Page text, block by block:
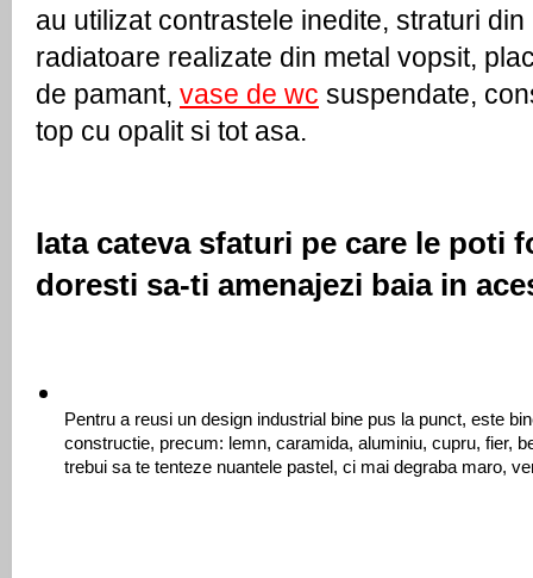
au utilizat contrastele inedite, straturi
radiatoare realizate din metal vopsit,
de pamant, vase de wc suspendate,
top cu opalit si tot asa.
Iata cateva sfaturi pe care le poti
doresti sa-ti amenajezi baia in
Pentru a reusi un design industrial bine pus la punct, este
constructie, precum: lemn, caramida, aluminiu, cupru, fier,
trebui sa te tenteze nuantele pastel, ci mai degraba maro,